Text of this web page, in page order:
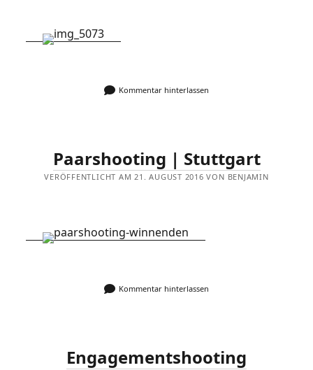
Kommentar hinterlassen
Paarshooting | Stuttgart
VERÖFFENTLICHT AM 21. AUGUST 2016 VON BENJAMIN
Kommentar hinterlassen
Engagementshooting